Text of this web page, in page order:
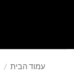
עמוד הבית /